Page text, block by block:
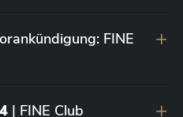
FINE
| FINE Club